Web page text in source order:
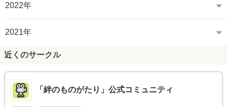
2022年
2021年
近くのサークル
「絆のものがたり」公式コミュニティ